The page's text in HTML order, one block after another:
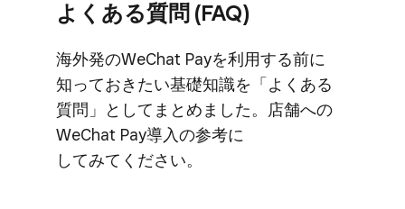
よく​ある​質問 (FAQ)
海外発の​WeChat Payを​利用する​前に​
知って​おきたい​基礎知識を​「よく​ある​
質問」と​して​まとめました。​店舗への​
WeChat Pay導入の​参考に​
してみてください。